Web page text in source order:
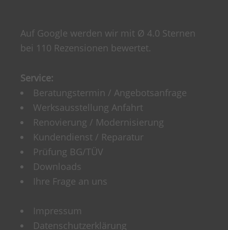
Auf Google werden wir mit Ø 4.0 Sternen
bei 110 Rezensionen bewertet.
Service:
Beratungstermin / Angebotsanfrage
Werksausstellung Anfahrt
Renovierung / Modernisierung
Kundendienst / Reparatur
Prüfung BG/TÜV
Downloads
Ihre Frage an uns
Impressum
Datenschutzerklärung